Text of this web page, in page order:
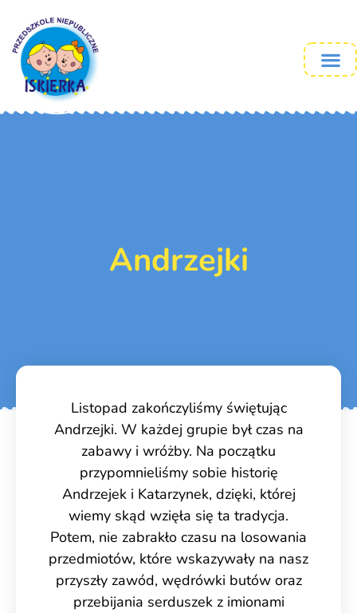
Andrzejki
Listopad zakończyliśmy świętując
Andrzejki. W każdej grupie był czas na
zabawy i wróżby. Na początku
przypomnieliśmy sobie historię
Andrzejek i Katarzynek, dzięki, której
wiemy skąd wzięła się ta tradycja.
Potem, nie zabrakło czasu na losowania
przedmiotów, które wskazywały na nasz
przyszły zawód, wędrówki butów oraz
przebijania serduszek z imionami